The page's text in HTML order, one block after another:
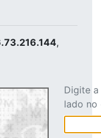
,
Digite
lado no